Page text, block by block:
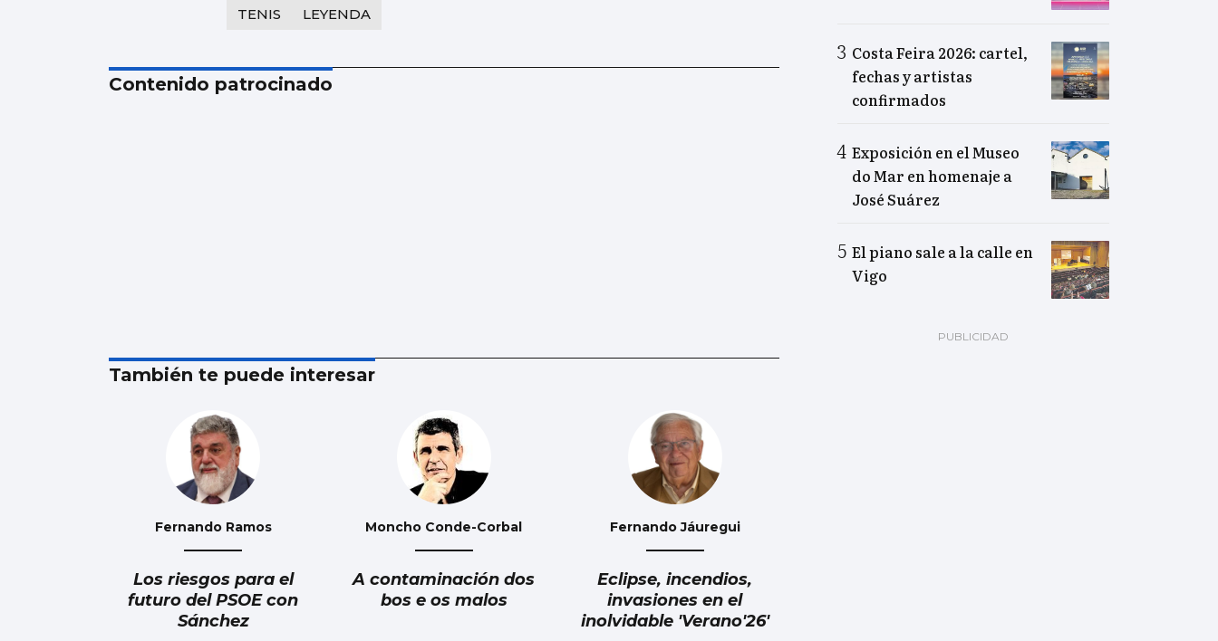
TENIS LEYENDA
Contenido patrocinado
También te puede interesar
Fernando Ramos
Los riesgos para el
futuro del PSOE con
Sánchez
Moncho Conde-Corbal
A contaminación dos
bos e os malos
Fernando Jáuregui
Eclipse, incendios,
invasiones en el
inolvidable 'Verano'26'
Costa Feira 2026: cartel,
fechas y artistas
confirmados
Exposición en el Museo
do Mar en homenaje a
José Suárez
El piano sale a la calle en
Vigo